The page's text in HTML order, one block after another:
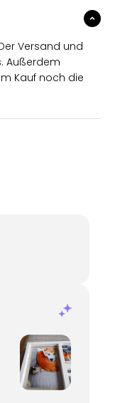
Versand und
Außerdem
Kauf noch die